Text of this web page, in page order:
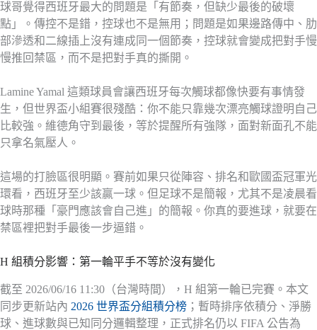
球哥覺得西班牙最大的問題是「有節奏，但缺少最後的破壞
點」。傳控不是錯，控球也不是無用；問題是如果邊路傳中、肋
部滲透和二線插上沒有連成同一個節奏，控球就會變成把對手慢
慢推回禁區，而不是把對手真的撕開。
Lamine Yamal 這類球員會讓西班牙每次觸球都像快要有事情發
生，但世界盃小組賽很殘酷：你不能只靠幾次漂亮觸球證明自己
比較強。維德角守到最後，等於提醒所有強隊，面對新面孔不能
只拿名氣壓人。
這場的打臉區很明顯。賽前如果只從陣容、排名和歐國盃冠軍光
環看，西班牙至少該贏一球。但足球不是簡報，尤其不是凌晨看
球時那種「豪門應該會自己進」的簡報。你真的要進球，就要在
禁區裡把對手最後一步逼錯。
H 組積分影響：第一輪平手不等於沒有變化
截至 2026/06/16 11:30（台灣時間），H 組第一輪已完賽。本文
同步更新站內 2026 世界盃分組積分榜 ；暫時排序依積分、淨勝
球、進球數與已知同分邏輯整理，正式排名仍以 FIFA 公告為